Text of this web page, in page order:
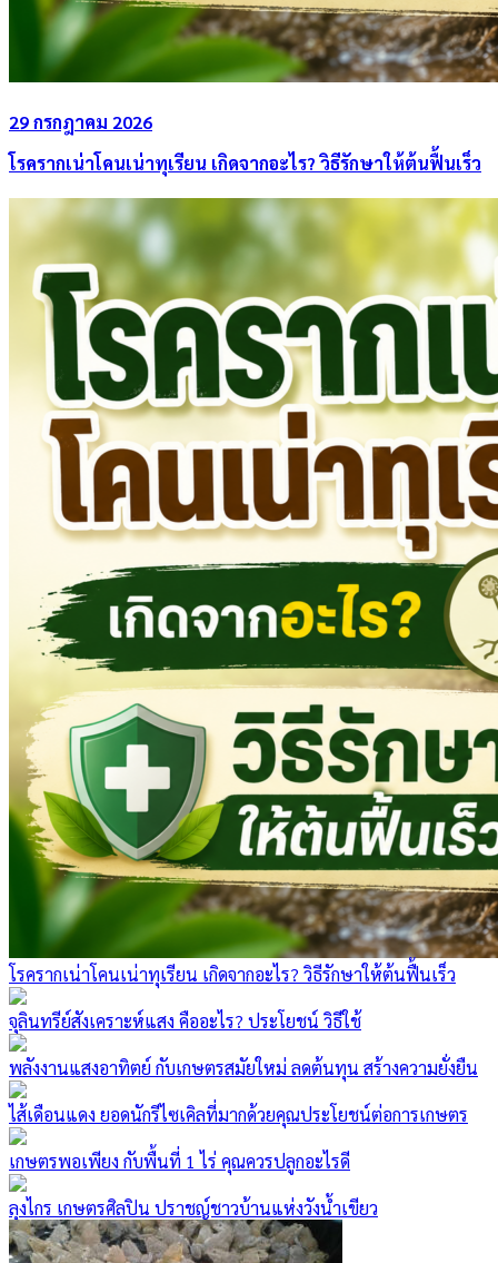
29 กรกฎาคม 2026
โรครากเน่าโคนเน่าทุเรียน เกิดจากอะไร? วิธีรักษาให้ต้นฟื้นเร็ว
โรครากเน่าโคนเน่าทุเรียน เกิดจากอะไร? วิธีรักษาให้ต้นฟื้นเร็ว
จุลินทรีย์สังเคราะห์แสง คืออะไร? ประโยชน์ วิธีใช้
พลังงานแสงอาทิตย์ กับเกษตรสมัยใหม่ ลดต้นทุน สร้างความยั่งยืน
ไส้เดือนแดง ยอดนักรีไซเคิลที่มากด้วยคุณประโยชน์ต่อการเกษตร
เกษตรพอเพียง กับพื้นที่ 1 ไร่ คุณควรปลูกอะไรดี
ลุงไกร เกษตรศิลปิน ปราชญ์ชาวบ้านแห่งวังน้ำเขียว